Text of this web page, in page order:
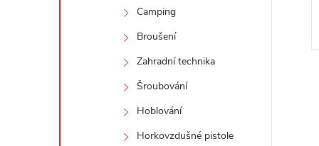
Camping
Broušení
Zahradní technika
Šroubování
Hoblování
Horkovzdušné pistole